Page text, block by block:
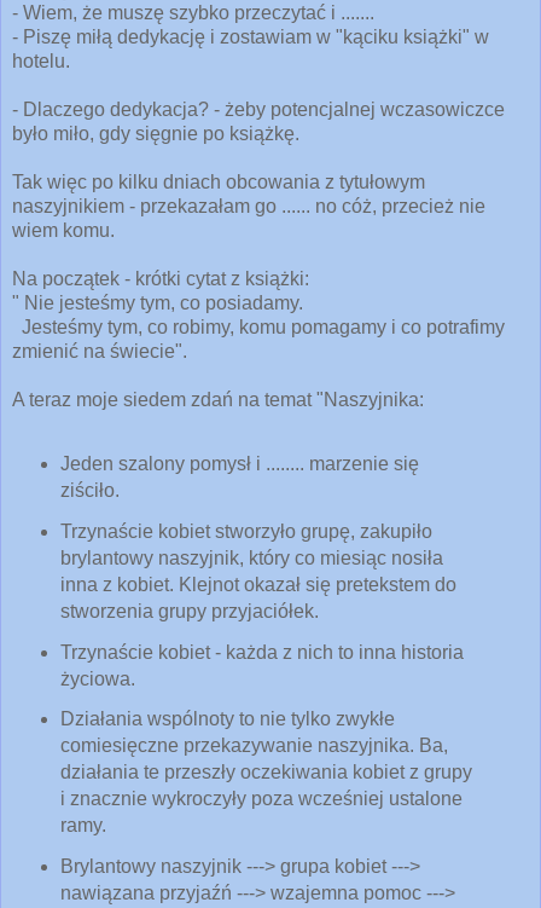
- Wiem, że muszę szybko przeczytać i .......
- Piszę miłą dedykację i zostawiam w "kąciku książki" w
hotelu.
- Dlaczego dedykacja? - żeby potencjalnej wczasowiczce
było miło, gdy sięgnie po książkę.
Tak więc po kilku dniach obcowania z tytułowym
naszyjnikiem - przekazałam go ...... no cóż, przecież nie
wiem komu.
Na początek - krótki cytat z książki:
" Nie jesteśmy tym, co posiadamy.
Jesteśmy tym, co robimy, komu pomagamy i co potrafimy
zmienić na świecie".
A teraz moje siedem zdań na temat "Naszyjnika:
Jeden szalony pomysł i ........ marzenie się
ziściło.
Trzynaście kobiet stworzyło grupę, zakupiło
brylantowy naszyjnik, który co miesiąc nosiła
inna z kobiet. Klejnot okazał się pretekstem do
stworzenia grupy przyjaciółek.
Trzynaście kobiet - każda z nich to inna historia
życiowa.
Działania wspólnoty to nie tylko zwykłe
comiesięczne przekazywanie naszyjnika. Ba,
działania te przeszły oczekiwania kobiet z grupy
i znacznie wykroczyły poza wcześniej ustalone
ramy.
Brylantowy naszyjnik ---> grupa kobiet --->
nawiązana przyjaźń ---> wzajemna pomoc --->